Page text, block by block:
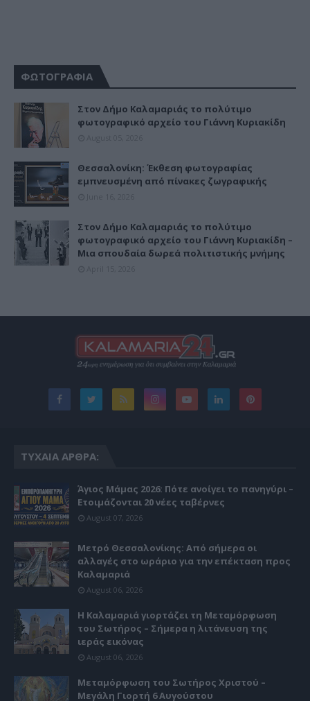
ΦΩΤΟΓΡΑΦΙΑ
Στον Δήμο Καλαμαριάς το πολύτιμο
φωτογραφικό αρχείο του Γιάννη Κυριακίδη
Θεσσαλονίκη: Έκθεση φωτογραφίας
εμπνευσμένη από πίνακες ζωγραφικής
Στον Δήμο Καλαμαριάς το πολύτιμο
φωτογραφικό αρχείο του Γιάννη Κυριακίδη –
Μια σπουδαία δωρεά πολιτιστικής μνήμης
ΤΥΧΑΊΑ ΆΡΘΡΑ:
Άγιος Μάμας 2026: Πότε ανοίγει το πανηγύρι –
Ετοιμάζονται 20 νέες ταβέρνες
August 07, 2026
Μετρό Θεσσαλονίκης: Από σήμερα οι
αλλαγές στο ωράριο για την επέκταση προς
Καλαμαριά
August 06, 2026
Η Καλαμαριά γιορτάζει τη Μεταμόρφωση
του Σωτήρος – Σήμερα η λιτάνευση της
ιεράς εικόνας
August 06, 2026
Μεταμόρφωση του Σωτήρος Χριστού –
Μεγάλη Γιορτή 6 Αυγούστου